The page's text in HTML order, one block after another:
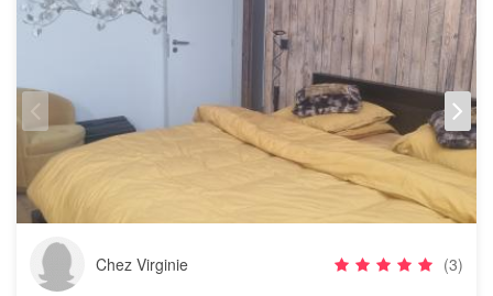
Chez Virginie (3)